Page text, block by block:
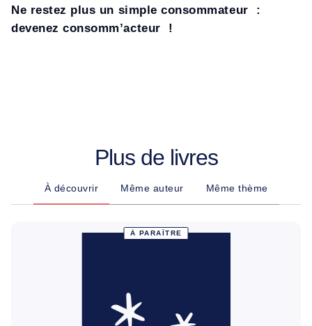
Ne restez plus un simple consommateur :
devenez consomm’acteur !
Plus de livres
À découvrir Même auteur Même thème
À PARAÎTRE